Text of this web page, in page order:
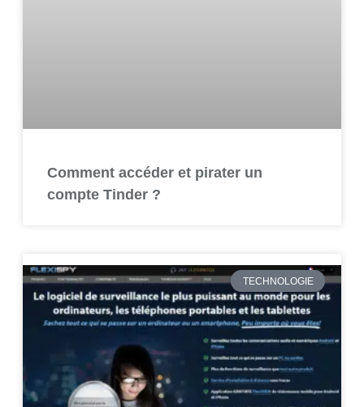
Comment accéder et pirater un
compte Tinder ?
TECHNOLOGIE